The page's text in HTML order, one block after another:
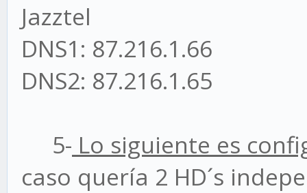
Jazztel
DNS1: 87.216.1.66
DNS2: 87.216.1.65
5- Lo siguiente es
caso quería 2 HD´s